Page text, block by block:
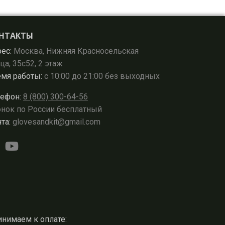
Москва, Нижняя Красносельская
35с52, 2 этаж
работы: с 10:00 до 21:00 без выходных
8 (800) 300-64-56
по России бесплатный
glovesandkit@gmail.com
к оплате: